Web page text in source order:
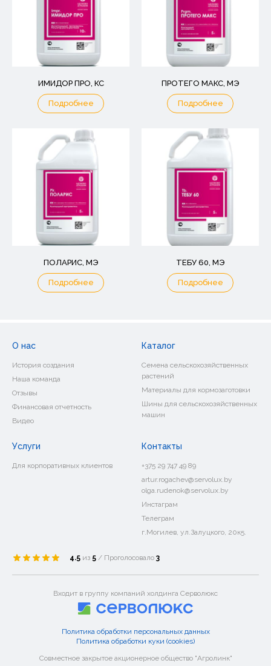
ИМИДОР ПРО, КС
Подробнее
ПРОТЕГО МАКС, МЭ
Подробнее
ПОЛАРИС, МЭ
Подробнее
ТЕБУ 60, МЭ
Подробнее
О нас
История создания
Наша команда
Отзывы
Финансовая отчетность
Видео
Каталог
Семена сельскохозяйственных
растений
Материалы для кормозаготовки
Шины для сельскохозяйственных
машин
Услуги
Для корпоративных клиентов
Контакты
+375 29 747 49 89
artur.rogachev@servolux.by
olga.rudenok@servolux.by
Инстаграм
Телеграм
г.Могилев, ул.Залуцкого, 20к5.
4.5 из 5 / Проголосовало 3
Входит в группу компаний холдинга Серволюкс
Политика обработки персональных данных
Политика обработки куки (cookies)
Совместное закрытое акционерное общество "Агролинк"